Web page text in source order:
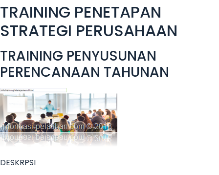
TRAINING PENETAPAN
STRATEGI PERUSAHAAN
TRAINING PENYUSUNAN
PERENCANAAN TAHUNAN
DESKRPSI